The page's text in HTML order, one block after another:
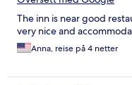
The inn is near good
very nice and
Anna, reise på 4 netter